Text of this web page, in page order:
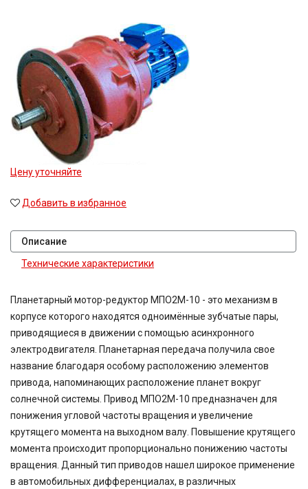
Цену уточняйте
Добавить в избранное
Описание
Технические характеристики
Планетарный мотор-редуктор МПО2М-10 - это механизм в
корпусе которого находятся одноимённые зубчатые пары,
приводящиеся в движении с помощью асинхронного
электродвигателя. Планетарная передача получила свое
название благодаря особому расположению элементов
привода, напоминающих расположение планет вокруг
солнечной системы. Привод МПО2М-10 предназначен для
понижения угловой частоты вращения и увеличение
крутящего момента на выходном валу. Повышение крутящего
момента происходит пропорционально понижению частоты
вращения. Данный тип приводов нашел широкое применение
в автомобильных дифференциалах, в различных